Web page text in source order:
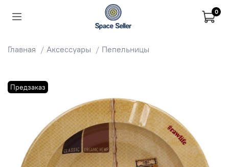
0
Главная Аксессуары Пепельницы
Предзаказ